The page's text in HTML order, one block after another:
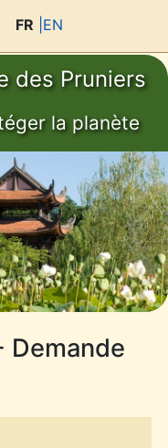
FR |EN
des Pruniers
la planète
Demande